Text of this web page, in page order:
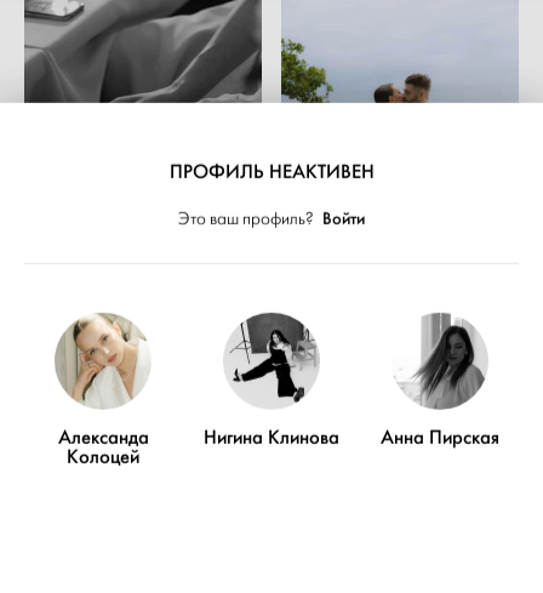
ПОКАЗАТЬ ЕЩЁ
ПРОФИЛЬ НЕАКТИВЕН
Это ваш профиль? Войти
Александа
Колоцей
Нигина Клинова Анна Пирская